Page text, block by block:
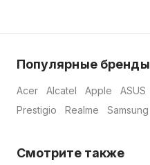
Популярные бренды
Acer Alcatel Apple ASUS
Prestigio
Realme Samsung
Смотрите также